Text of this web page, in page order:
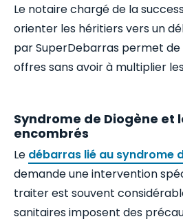
Le notaire chargé de la
orienter les héritiers vers un
par SuperDebarras permet
offres sans avoir à multiplier
Syndrome de Diogène et
encombrés
Le débarras lié au syndrome
demande une intervention
traiter est souvent
sanitaires imposent des